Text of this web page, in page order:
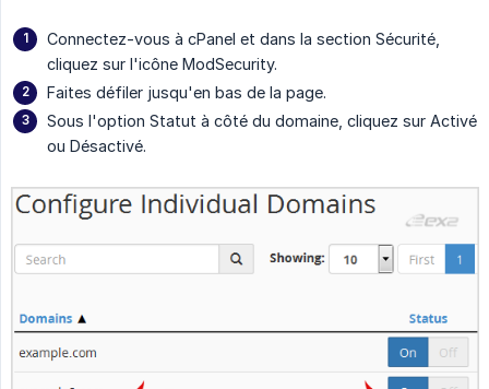
Connectez-vous à cPanel et dans la section Sécurité,
cliquez sur l'icône ModSecurity.
Faites défiler jusqu'en bas de la page.
Sous l'option Statut à côté du domaine, cliquez sur Activé
ou Désactivé.